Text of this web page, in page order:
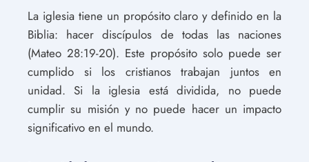
La iglesia tiene un propósito claro y definido en la
Biblia: hacer discípulos de todas las naciones
(Mateo 28:19-20). Este propósito solo puede ser
cumplido si los cristianos trabajan juntos en
unidad. Si la iglesia está dividida, no puede
cumplir su misión y no puede hacer un impacto
significativo en el mundo.